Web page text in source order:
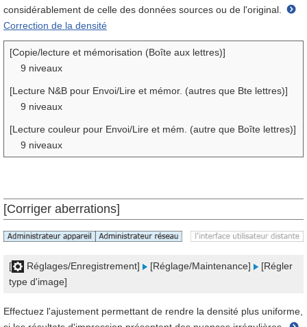
considérablement de celle des données sources ou de l'original.
Correction de la densité
[Copie/lecture et mémorisation (Boîte aux lettres)]
9 niveaux
[Lecture N&B pour Envoi/Lire et mémor. (autres que Bte lettres)]
9 niveaux
[Lecture couleur pour Envoi/Lire et mém. (autre que Boîte lettres)]
9 niveaux
[Corriger aberrations]
[ Réglages/Enregistrement] [Réglage/Maintenance]
[Régler
type d'image]
Effectuez l'ajustement permettant de rendre la densité plus uniforme,